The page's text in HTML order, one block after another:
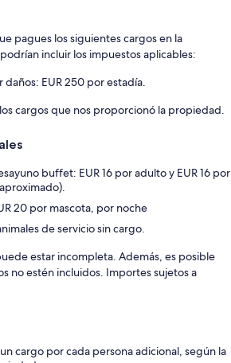
pagues los siguientes cargos en la
incluir los impuestos aplicables:
daños: EUR 250 por estadía.
cargos que nos proporcionó la propiedad.
buffet: EUR 16 por adulto y EUR 16 por
20 por mascota, por noche
de servicio sin cargo.
estar incompleta. Además, es posible
no estén incluidos. Importes sujetos a
cargo por cada persona adicional, según la